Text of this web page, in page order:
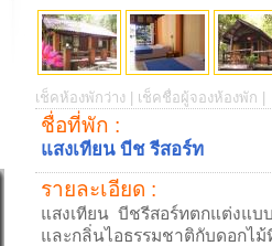
เช็คห้องพักว่าง | เช็คชื่อผู้จองห้องพัก |
ชื่อที่พัก :
แสงเทียน บีช รีสอร์ท
รายละเอียด :
แสงเทียน บีชรีสอร์ทตกแต่งแ
และกลิ่นไอธรรมชาติกับดอกไ